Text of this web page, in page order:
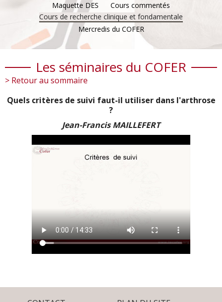
Maquette DES
Cours commentés
Cours de recherche clinique et fondamentale
Mercredis du COFER
Les séminaires du COFER
> Retour au sommaire
Quels critères de suivi faut-il utiliser dans l'arthrose
?
Jean-Francis MAILLEFERT